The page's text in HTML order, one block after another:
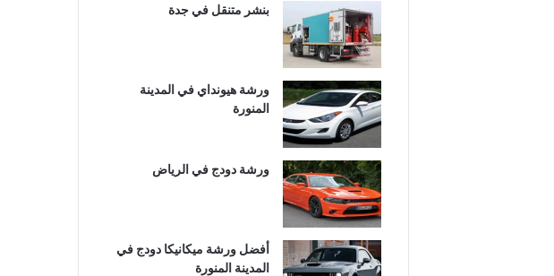
بنشر متنقل في جدة
ورشة هيونداي في المدينة
المنورة
ورشة دودج في الرياض
أفضل ورشة ميكانيكا دودج في
المدينة المنورة